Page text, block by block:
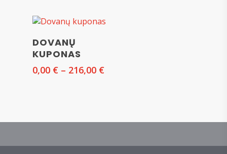
SELECT
AMOUNT
DOVANŲ
KUPONAS
0,00 € – 216,00 €Price